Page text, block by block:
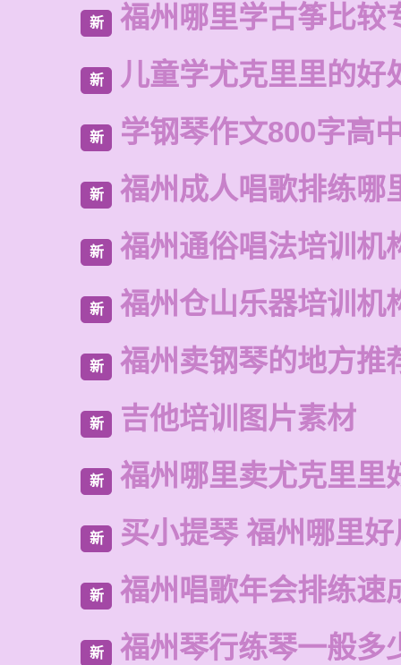
新 福州哪里学古筝比较
新 儿童学尤克里里的好
新 学钢琴作文800字高
新 福州成人唱歌排练哪
新 福州通俗唱法培训机
新 福州仓山乐器培训机
新 福州卖钢琴的地方推
新 吉他培训图片素材
新 福州哪里卖尤克里里
新 买小提琴 福州哪里
新 福州唱歌年会排练速
新 福州琴行练琴一般多